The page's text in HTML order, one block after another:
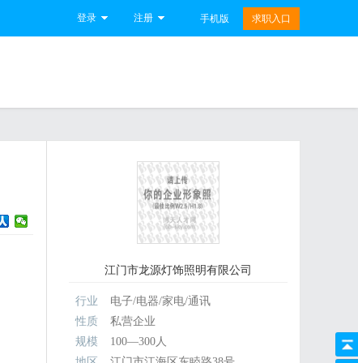
手机版 求职入口
注册
登录
江门市龙源灯饰照明有限公司
行业
电子/电器/家电/通讯
性质
私营企业
规模
100—300人